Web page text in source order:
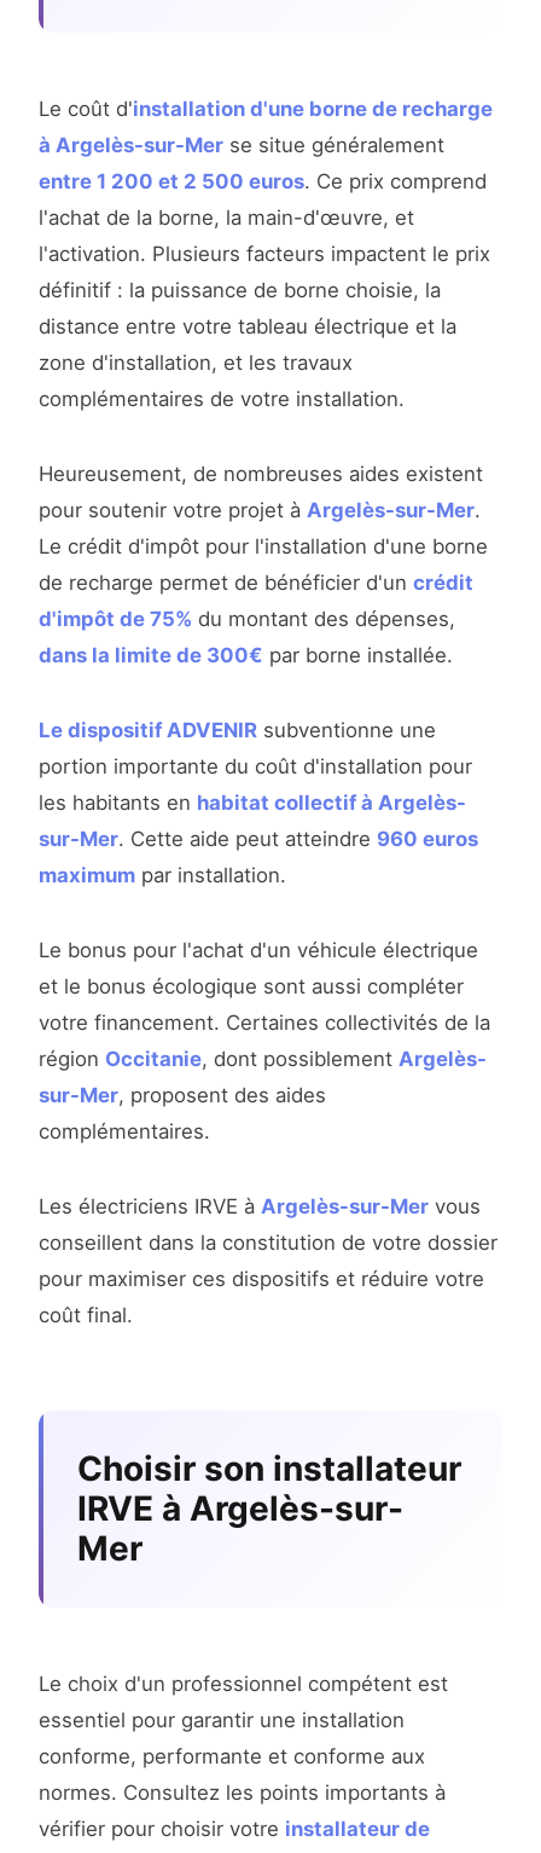
Le coût d'installation d'une borne de recharge
à Argelès-sur-Mer se situe généralement
entre 1 200 et 2 500 euros. Ce prix comprend
l'achat de la borne, la main-d'œuvre, et
l'activation. Plusieurs facteurs impactent le prix
définitif : la puissance de borne choisie, la
distance entre votre tableau électrique et la
zone d'installation, et les travaux
complémentaires de votre installation.
Heureusement, de nombreuses aides existent
pour soutenir votre projet à Argelès-sur-Mer.
Le crédit d'impôt pour l'installation d'une borne
de recharge permet de bénéficier d'un crédit
d'impôt de 75% du montant des dépenses,
dans la limite de 300€ par borne installée.
Le dispositif ADVENIR subventionne une
portion importante du coût d'installation pour
les habitants en habitat collectif à Argelès-
sur-Mer. Cette aide peut atteindre 960 euros
maximum par installation.
Le bonus pour l'achat d'un véhicule électrique
et le bonus écologique sont aussi compléter
votre financement. Certaines collectivités de la
région Occitanie, dont possiblement Argelès-
sur-Mer, proposent des aides
complémentaires.
Les électriciens IRVE à Argelès-sur-Mer vous
conseillent dans la constitution de votre dossier
pour maximiser ces dispositifs et réduire votre
coût final.
Choisir son installateur
IRVE à Argelès-sur-
Mer
Le choix d'un professionnel compétent est
essentiel pour garantir une installation
conforme, performante et conforme aux
normes. Consultez les points importants à
vérifier pour choisir votre installateur de